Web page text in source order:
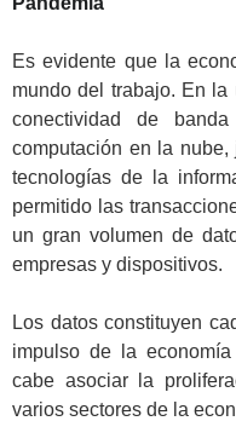
Es evidente que la
mundo del trabajo. En
conectividad de
computación en la
tecnologías de la
permitido las
un gran volumen de
empresas y dispositivos.
Los datos constituyen
impulso de la
cabe asociar la
varios sectores de la